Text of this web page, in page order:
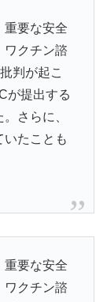
重要な安全
ワクチン諮
判が起こ
が提出する
さらに、
いたことも
重要な安全
ワクチン諮